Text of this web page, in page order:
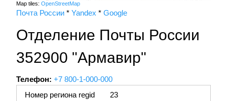
Map tiles: OpenStreetMap
Почта России * Yandex * Google
Отделение Почты России
352900 "Армавир"
Телефон: +7 800-1-000-000
Номер региона regid
23